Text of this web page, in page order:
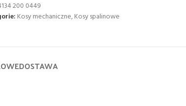
200 0449
Kosy mechaniczne,Kosy spalinowe
DOSTAWA